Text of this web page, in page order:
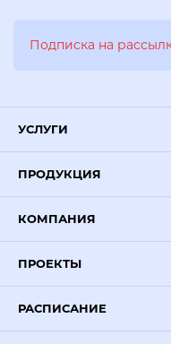
УСЛУГИ
ПРОДУКЦИЯ
КОМПАНИЯ
ПРОЕКТЫ
РАСПИСАНИЕ